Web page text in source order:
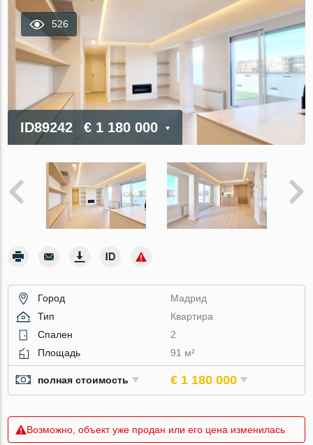
526
ID89242 € 1 180 000
Город
Мадрид
Тип
Квартира
Спален
2
Площадь
91 м²
полная стоимость € 1 180 000
Возможно, объект уже продан или его цена изменилась